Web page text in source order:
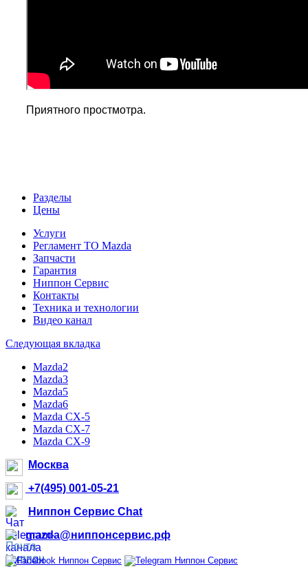
Приятного простмотра.
Разделы
Цены
Услуги
Регламент ТО Mazda
Запчасти
Гарантия
Ниппон Сервис
Контакты
Техника и технологии
Видео канал
Следующая вкладка
Mazda2
Mazda3
Mazda5
Mazda6
Mazda CX-5
Mazda CX-7
Mazda CX-9
Москва
+7(495) 001-05-21
Ниппон Сервис Chat
mazda@ниппонсервис.рф